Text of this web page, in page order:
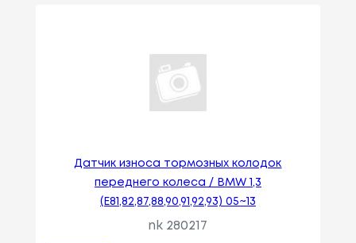
Датчик износа тормозных колодок
переднего колеса / BMW 1,3
(E81,82,87,88,90,91,92,93) 05~13
nk 280217